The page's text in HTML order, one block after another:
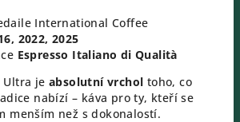
International Coffee
2022, 2025
Espresso Italiano di Qualità
Ultra je absolutní vrchol toho, co
nabízí – káva pro ty, kteří se
menším než s dokonalostí.